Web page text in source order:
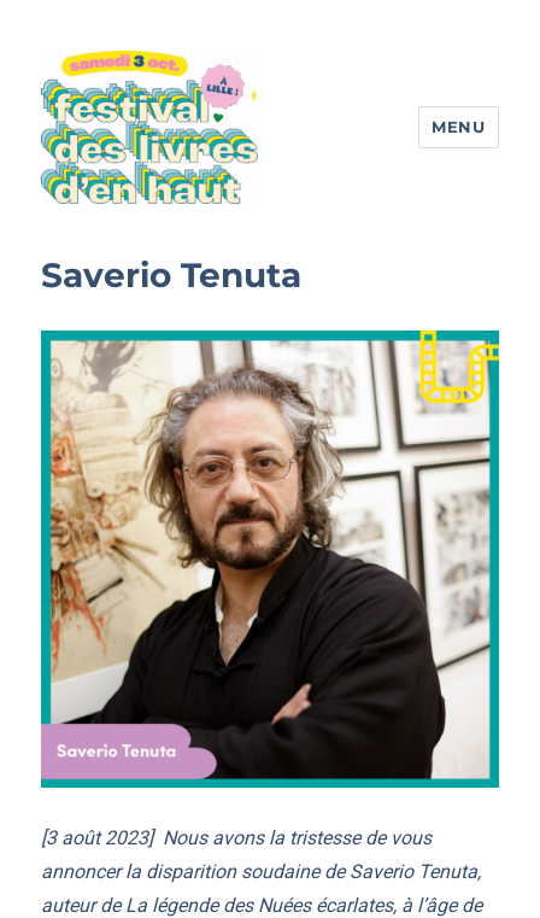
MENU
Saverio Tenuta
[3 août 2023] Nous avons la tristesse de vous
annoncer la disparition soudaine de Saverio Tenuta,
auteur de La légende des Nuées écarlates, à l’âge de